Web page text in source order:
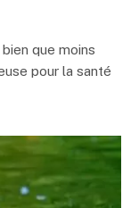
que moins
pour la santé